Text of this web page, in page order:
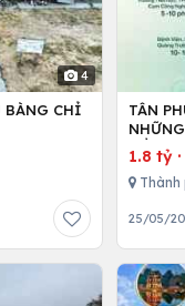
4
BÀNG CHỈ
TÂN
ĐẦU
1.8 tỷ ·
Thành
25/05/